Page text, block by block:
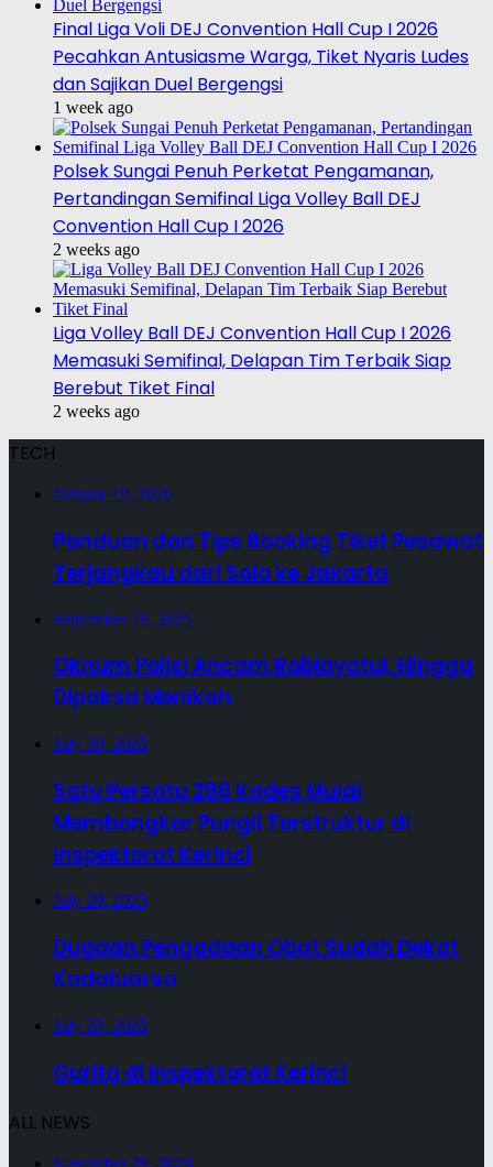
Final Liga Voli DEJ Convention Hall Cup I 2026
Pecahkan Antusiasme Warga, Tiket Nyaris Ludes
dan Sajikan Duel Bergengsi
1 week ago
Polsek Sungai Penuh Perketat Pengamanan,
Pertandingan Semifinal Liga Volley Ball DEJ
Convention Hall Cup I 2026
2 weeks ago
Liga Volley Ball DEJ Convention Hall Cup I 2026
Memasuki Semifinal, Delapan Tim Terbaik Siap
Berebut Tiket Final
2 weeks ago
TECH
January 19, 2026
Panduan dan Tips Booking Tiket Pesawat
Terjangkau dari Solo ke Jakarta
September 19, 2025
Oknum Polisi Ancam Robiayatul, Hingga
Dipaksa Menikah
July 30, 2025
Satu Persatu 286 Kades Mulai
Membongkar Pungli Terstruktur di
Inspektorat Kerinci
July 29, 2025
Dugaan Pengadaan Obat Sudah Dekat
Kadaluarsa
July 25, 2025
Gurita di Inspektorat Kerinci
ALL NEWS